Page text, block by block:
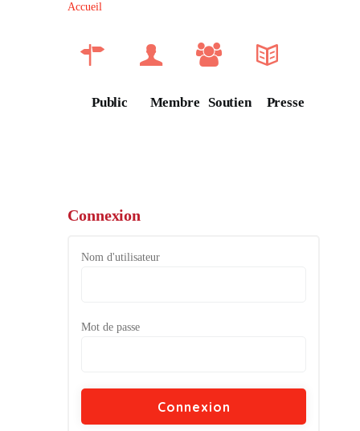
Accueil
Public Membre Soutien Presse
Connexion
Nom d'utilisateur
Mot de passe